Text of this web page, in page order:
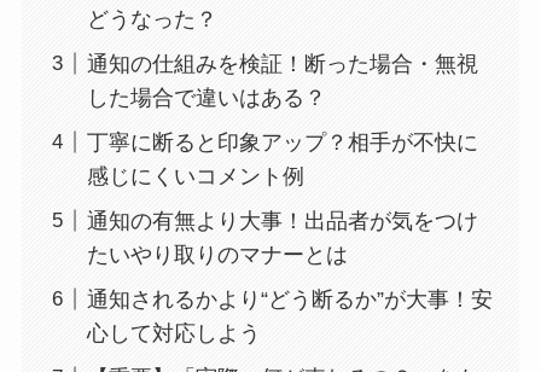
どうなった？
通知の仕組みを検証！断った場合・無視
した場合で違いはある？
丁寧に断ると印象アップ？相手が不快に
感じにくいコメント例
通知の有無より大事！出品者が気をつけ
たいやり取りのマナーとは
通知されるかより“どう断るか”が大事！安
心して対応しよう